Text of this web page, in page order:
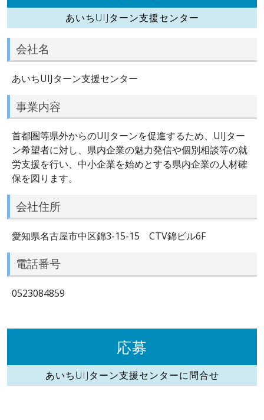
あいちUIJターン支援センター
会社名
あいちUIJターン支援センター
事業内容
首都圏等県外からのUIJターンを促進するため、UIJター
ン希望者に対し、県内企業の魅力発信や個別相談等の就
労支援を行い、中小企業を始めとする県内企業の人材確
保を図ります。
会社住所
愛知県名古屋市中区錦3-15-15 CTV錦ビル6F
電話番号
0523084859
応募
あいちUIJターン支援センターに問合せ